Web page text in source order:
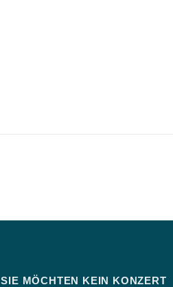
SIE MÖCHTEN KEIN KONZERT